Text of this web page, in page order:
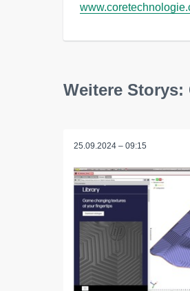
Weitere Storys:
25.09.2024 – 09:15